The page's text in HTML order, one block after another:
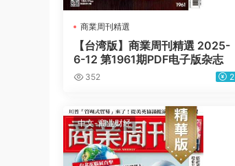
商業周刊精選
【台湾版】商業周刊精選 2025-
6-12 第1961期PDF电子版杂志
352 2
中文-商业财经